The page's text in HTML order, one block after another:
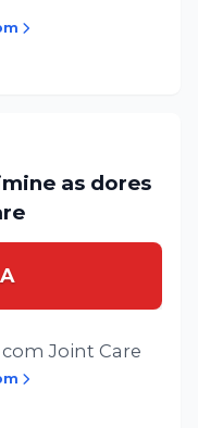
as dores
Joint Care